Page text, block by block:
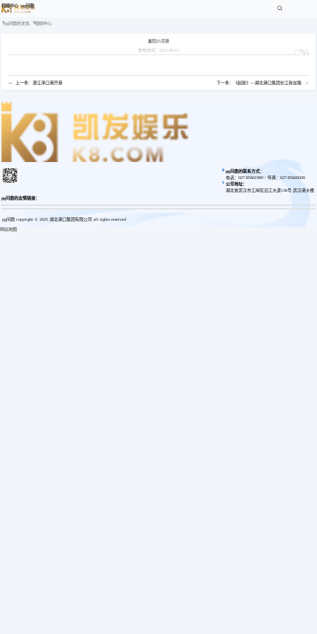
视频中心 -pg问鼎
pg问鼎的文化 视频中心
襄阳小河港
发布时间：2025-08-15
上一条：潜江泽口港开港 下一条：《起航》—湖北港口集团长江新丝路
pg问鼎的联系方式：
电话：027-85661900 / 传真：027-85669500
公司地址：
湖北省武汉市江岸区沿江大道136号 武汉港大楼
pg问鼎的友情链接：
pg问鼎 copyright © 2025 湖北港口集团有限公司 all rights reserved
网站地图